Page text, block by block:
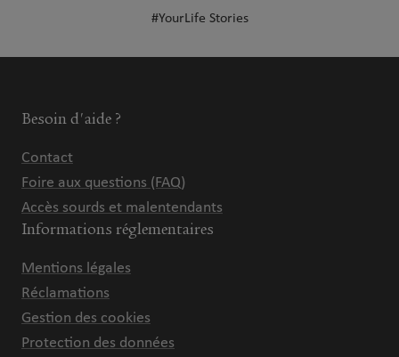
#YourLife Stories
Besoin d'aide ?
Contact
Foire aux questions (FAQ)
Accès sourds et malentendants
Informations réglementaires
Mentions légales
Réclamations
Gestion des cookies
Protection des données